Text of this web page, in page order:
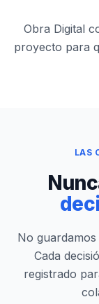
Obra Digital
proyecto para
LAS
No
Cada
registrado